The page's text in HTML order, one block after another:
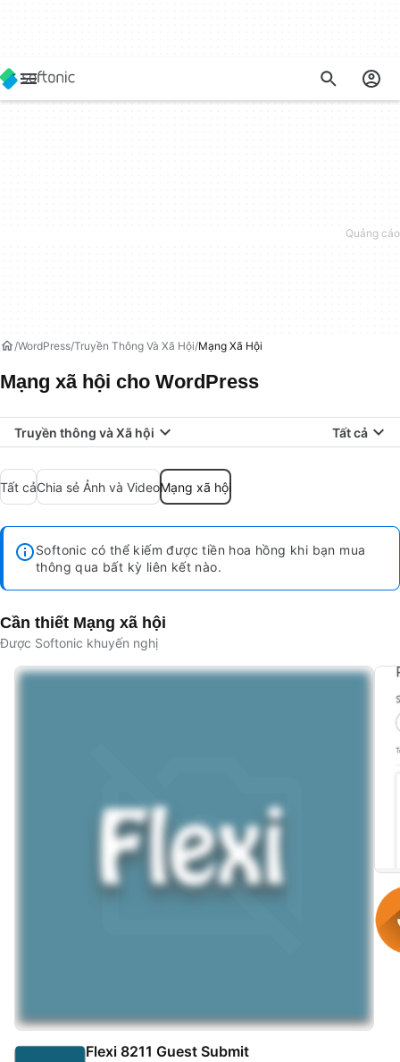
WordPress Truyền Thông Và Xã Hội Mạng Xã Hội
Mạng xã hội cho WordPress
Truyền thông và Xã hội Tất cả
Tất cảChia sẻ Ảnh và VideoMạng xã hội
Softonic có thể kiếm được tiền hoa hồng khi bạn mua
thông qua bất kỳ liên kết nào.
Cần thiết Mạng xã hội
Được Softonic khuyến nghị
Flexi 8211 Guest Submit